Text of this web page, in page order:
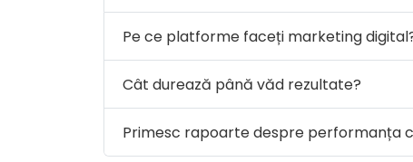
Pe ce platforme faceți marketing
Cât durează până văd rezultate?
Primesc rapoarte despre performanța